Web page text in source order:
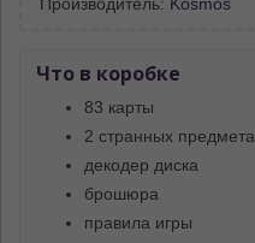
Что в коробке
83 карты
2 странных предмета
декодер диска
брошюра
правила игры